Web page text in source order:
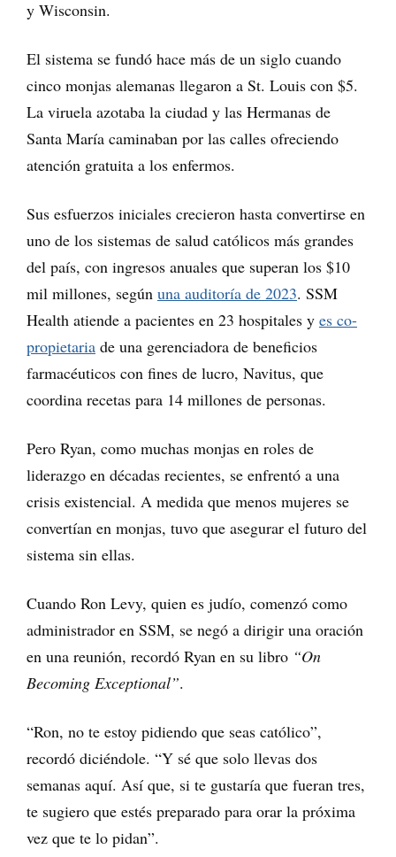
y Wisconsin.
El sistema se fundó hace más de un siglo cuando
cinco monjas alemanas llegaron a St. Louis con $5.
La viruela azotaba la ciudad y las Hermanas de
Santa María caminaban por las calles ofreciendo
atención gratuita a los enfermos.
Sus esfuerzos iniciales crecieron hasta convertirse en
uno de los sistemas de salud católicos más grandes
del país, con ingresos anuales que superan los $10
mil millones, según una auditoría de 2023. SSM
Health atiende a pacientes en 23 hospitales y es co-
propietaria de una gerenciadora de beneficios
farmacéuticos con fines de lucro, Navitus, que
coordina recetas para 14 millones de personas.
Pero Ryan, como muchas monjas en roles de
liderazgo en décadas recientes, se enfrentó a una
crisis existencial. A medida que menos mujeres se
convertían en monjas, tuvo que asegurar el futuro del
sistema sin ellas.
Cuando Ron Levy, quien es judío, comenzó como
administrador en SSM, se negó a dirigir una oración
en una reunión, recordó Ryan en su libro “On
Becoming Exceptional”.
“Ron, no te estoy pidiendo que seas católico”,
recordó diciéndole. “Y sé que solo llevas dos
semanas aquí. Así que, si te gustaría que fueran tres,
te sugiero que estés preparado para orar la próxima
vez que te lo pidan”.